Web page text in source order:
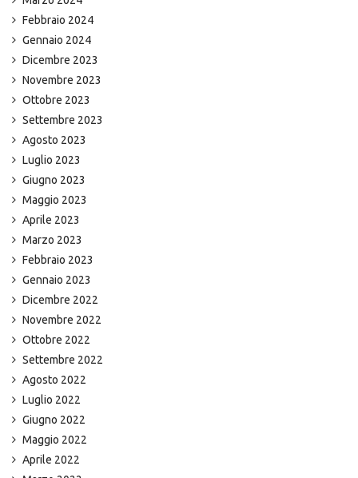
Febbraio 2024
Gennaio 2024
Dicembre 2023
Novembre 2023
Ottobre 2023
Settembre 2023
Agosto 2023
Luglio 2023
Giugno 2023
Maggio 2023
Aprile 2023
Marzo 2023
Febbraio 2023
Gennaio 2023
Dicembre 2022
Novembre 2022
Ottobre 2022
Settembre 2022
Agosto 2022
Luglio 2022
Giugno 2022
Maggio 2022
Aprile 2022